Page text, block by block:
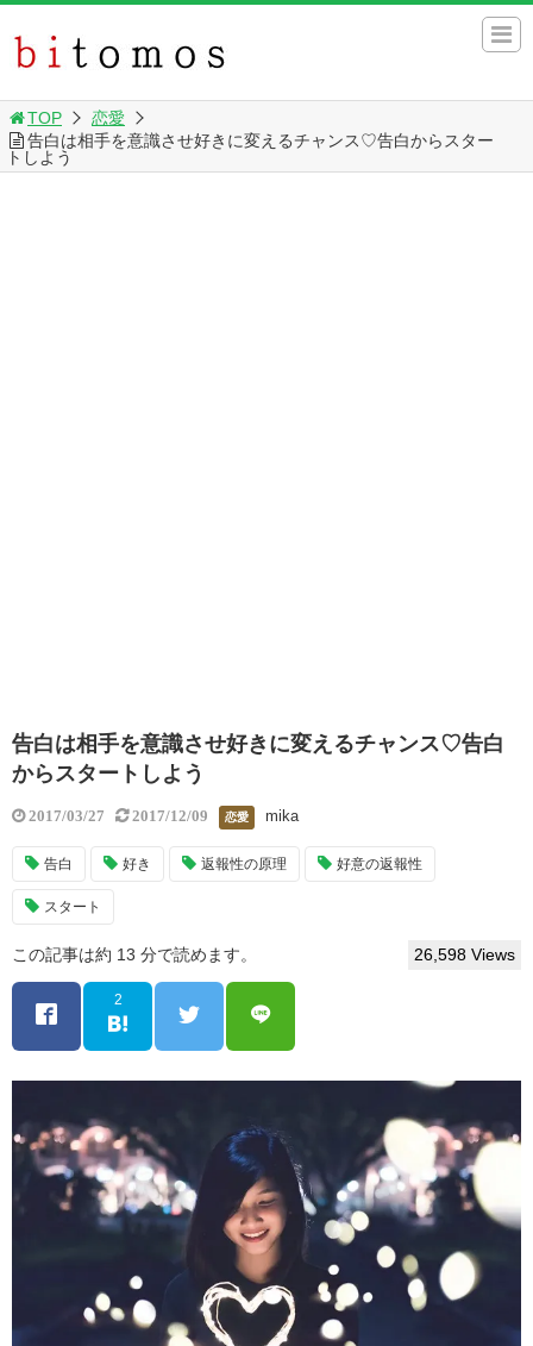
TOP
恋愛
告白は相手を意識させ好きに変えるチャンス♡告白からスター
トしよう
告白は相手を意識させ好きに変えるチャンス♡告白
からスタートしよう
2017/03/27 2017/12/09 恋愛 mika
告白 好き 返報性の原理 好意の返報性
スタート
この記事は約 13 分で読めます。 26,598 Views
2